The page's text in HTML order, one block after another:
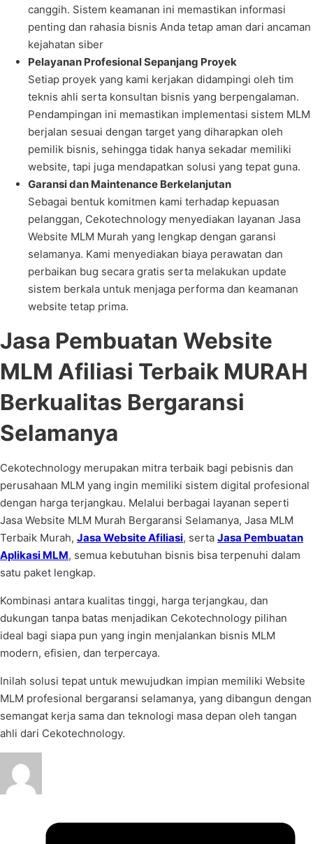
canggih. Sistem keamanan ini memastikan informasi
penting dan rahasia bisnis Anda tetap aman dari ancaman
kejahatan siber
Pelayanan Profesional Sepanjang Proyek
Setiap proyek yang kami kerjakan didampingi oleh tim
teknis ahli serta konsultan bisnis yang berpengalaman.
Pendampingan ini memastikan implementasi sistem MLM
berjalan sesuai dengan target yang diharapkan oleh
pemilik bisnis, sehingga tidak hanya sekadar memiliki
website, tapi juga mendapatkan solusi yang tepat guna.
Garansi dan Maintenance Berkelanjutan
Sebagai bentuk komitmen kami terhadap kepuasan
pelanggan, Cekotechnology menyediakan layanan Jasa
Website MLM Murah yang lengkap dengan garansi
selamanya. Kami menyediakan biaya perawatan dan
perbaikan bug secara gratis serta melakukan update
sistem berkala untuk menjaga performa dan keamanan
website tetap prima.
Jasa Pembuatan Website
MLM Afiliasi Terbaik MURAH
Berkualitas Bergaransi
Selamanya
Cekotechnology merupakan mitra terbaik bagi pebisnis dan
perusahaan MLM yang ingin memiliki sistem digital profesional
dengan harga terjangkau. Melalui berbagai layanan seperti
Jasa Website MLM Murah Bergaransi Selamanya, Jasa MLM
Terbaik Murah, Jasa Website Afiliasi, serta Jasa Pembuatan
Aplikasi MLM, semua kebutuhan bisnis bisa terpenuhi dalam
satu paket lengkap.
Kombinasi antara kualitas tinggi, harga terjangkau, dan
dukungan tanpa batas menjadikan Cekotechnology pilihan
ideal bagi siapa pun yang ingin menjalankan bisnis MLM
modern, efisien, dan terpercaya.
Inilah solusi tepat untuk mewujudkan impian memiliki Website
MLM profesional bergaransi selamanya, yang dibangun dengan
semangat kerja sama dan teknologi masa depan oleh tangan
ahli dari Cekotechnology.